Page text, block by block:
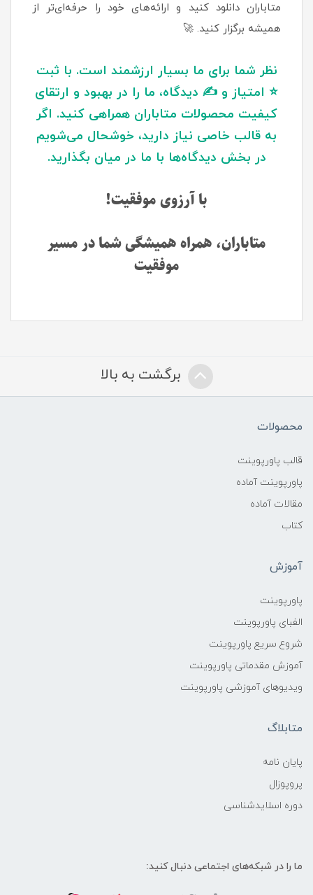
متاباران دانلود کنید و ارائه‌های خود را حرفه‌ای‌تر از
همیشه برگزار کنید. 🚀
نظر شما برای ما بسیار ارزشمند است. با ثبت
⭐ امتیاز و ✍️ دیدگاه، ما را در بهبود و ارتقای
کیفیت محصولات متاباران همراهی کنید. اگر
به قالب خاصی نیاز دارید، خوشحال می‌شویم
در بخش دیدگاه‌ها با ما در میان بگذارید.
با آرزوی موفقیت!
متاباران، همراه همیشگی شما در مسیر
موفقیت
برگشت به بالا
محصولات
قالب پاورپوینت
پاورپوینت آماده
مقالات آماده
کتاب
آموزش
پاورپوینت
الفبای پاورپوینت
شروع سریع پاورپوینت
آموزش مقدماتی پاورپوینت
ویدیوهای آموزشی پاورپوینت
متابلاگ
پایان نامه
پروپوزال
دوره اسلایدشناسی
ما را در شبکه‌های اجتماعی دنبال کنید: